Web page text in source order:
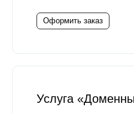
Оформить заказ
Услуга